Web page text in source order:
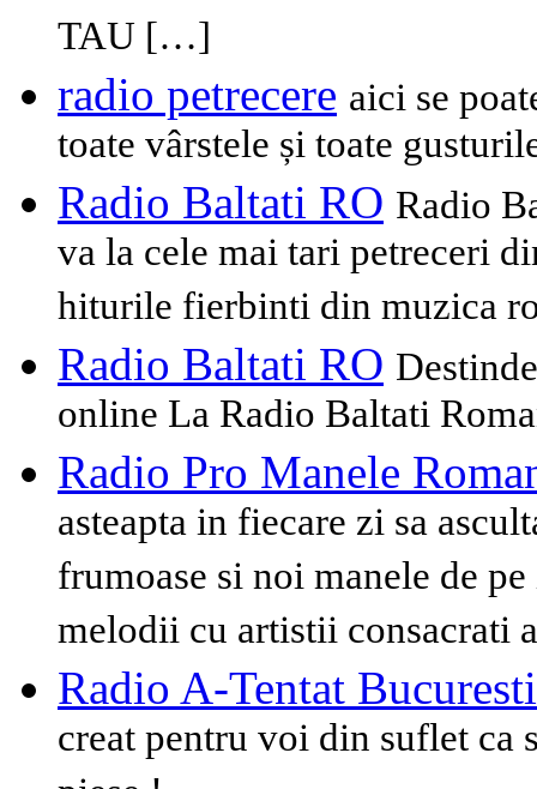
TAU […]
radio petrecere aici se
toate vârstele și toate
Radio Baltati RO Radio
va la cele mai tari petreceri
hiturile fierbinti din muzica
Radio Baltati RO
online La Radio Baltati
Radio Pro Manele
asteapta in fiecare zi sa
frumoase si noi manele de
melodii cu artistii
Radio A-Tentat Bucuresti
creat pentru voi din suflet ca